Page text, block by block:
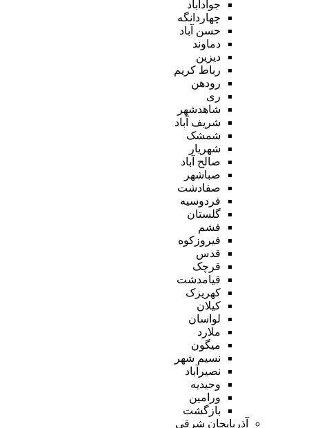
جوادآباد
چهاردانگه
حسن آباد
دماوند
دیزین
رباط کریم
رودهن
ری
شاهدشهر
شریف آباد
شمشک
شهریار
صالح آباد
صباشهر
صفادشت
فردوسیه
گلستان
فشم
فیروزکوه
قدس
قرچک
قیامدشت
کهریزک
کیلان
لواسان
ملارد
میگون
نسیم شهر
نصیرآباد
وحیدیه
ورامین
بازگشت
آذربایجان شرقی